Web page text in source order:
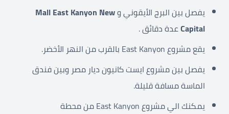
يفصل بين البرج الأيقوني وMall East Kanyon New
Capitalعدة دقائق .
يقع مشروع East Kanyon بالقرب من النهر الأخضر.
يفصل بين مشروع ايست كانيون ديار مصر وبين فندق
الماسة مسافة قليلة.
يمكنك الي مشروع East Kanyon من محطة